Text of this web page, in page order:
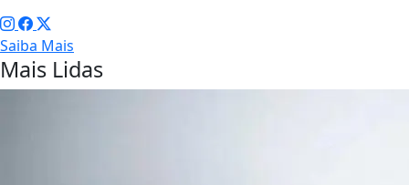
Saiba Mais
Mais Lidas